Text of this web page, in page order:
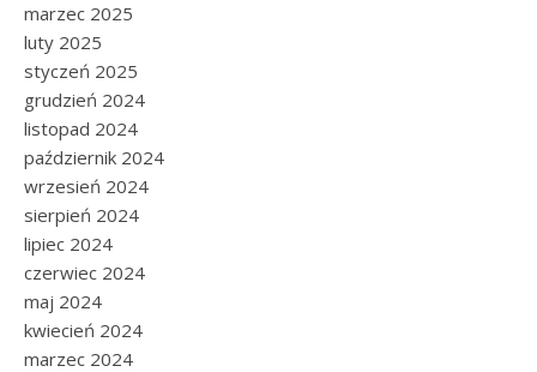
marzec 2025
luty 2025
styczeń 2025
grudzień 2024
listopad 2024
październik 2024
wrzesień 2024
sierpień 2024
lipiec 2024
czerwiec 2024
maj 2024
kwiecień 2024
marzec 2024